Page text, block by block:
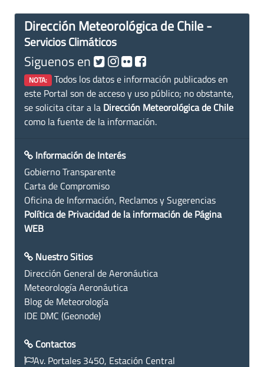
Dirección Meteorológica de Chile -
Servicios Climáticos
Siguenos en
NOTA: Todos los datos e información publicados en
este Portal son de acceso y uso público; no obstante,
se solicita citar a la Dirección Meteorológica de Chile
como la fuente de la información.
Información de Interés
Gobierno Transparente
Carta de Compromiso
Oficina de Información, Reclamos y Sugerencias
Política de Privacidad de la información de Página
WEB
Nuestro Sitios
Dirección General de Aeronáutica
Meteorología Aeronáutica
Blog de Meteorología
IDE DMC (Geonode)
Contactos
Av. Portales 3450, Estación Central